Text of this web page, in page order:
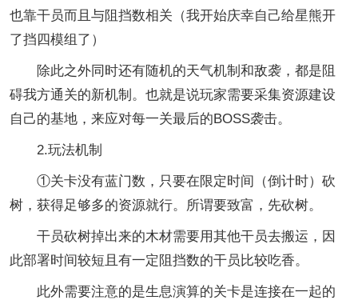
也靠干员而且与阻挡数相关（我开始庆幸自己给星熊开
了挡四模组了）
除此之外同时还有随机的天气机制和敌袭，都是阻
碍我方通关的新机制。也就是说玩家需要采集资源建设
自己的基地，来应对每一关最后的BOSS袭击。
2.玩法机制
①关卡没有蓝门数，只要在限定时间（倒计时）砍
树，获得足够多的资源就行。所谓要致富，先砍树。
干员砍树掉出来的木材需要用其他干员去搬运，因
此部署时间较短且有一定阻挡数的干员比较吃香。
此外需要注意的是生息演算的关卡是连接在一起的